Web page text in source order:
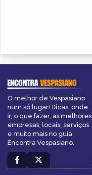
ENCONTRAVESPASIANO
O melhor de Vespasiano
num só lugar! Dicas, onde
ir, o que fazer, as melhores
empresas, locais, serviços
e muito mais no guia
Encontra Vespasiano.